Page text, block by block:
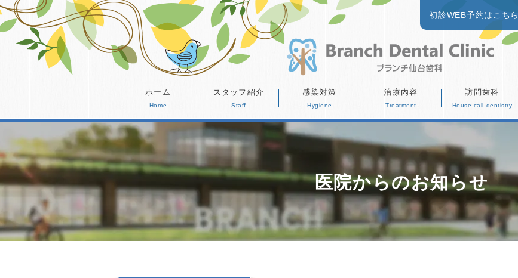
初診WEB予約はこちら
ホーム スタッフ紹介 感染対策 治療内容 訪問歯科
医院からのお知らせ